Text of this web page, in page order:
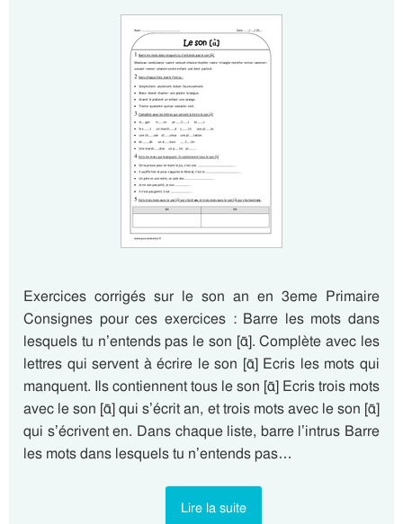
Exercices corrigés sur le son an en 3eme Primaire
Consignes pour ces exercices : Barre les mots dans
lesquels tu n’entends pas le son [ɑ̃]. Complète avec les
lettres qui servent à écrire le son [ɑ̃] Ecris les mots qui
manquent. Ils contiennent tous le son [ɑ̃] Ecris trois mots
avec le son [ɑ̃] qui s’écrit an, et trois mots avec le son [ɑ̃]
qui s’écrivent en. Dans chaque liste, barre l’intrus Barre
les mots dans lesquels tu n’entends pas…
Lire la suite